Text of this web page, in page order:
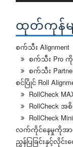
ထုတ်ကုန်မျ
စက်သီး Alignment
စက်သီး Pro ကို
စက်သီး
စင်ပြိုင် Roll
RollCheck
RollCheck အ
RollCheck
လက်ကိုင်နေမှုကိုအာရုံ
ညွှန်ပြခြင်းနှင့်လိုင်